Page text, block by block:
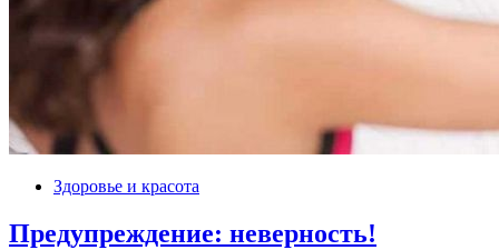
Здоровье и красота
Предупреждение: неверность!